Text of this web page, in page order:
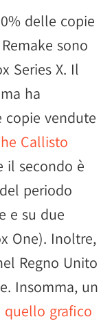
delle copie
sono
Series X. Il
ha
vendute
Callisto
il secondo è
periodo
e su due
One). Inoltre,
Regno Unito
Insomma, un
quello grafico